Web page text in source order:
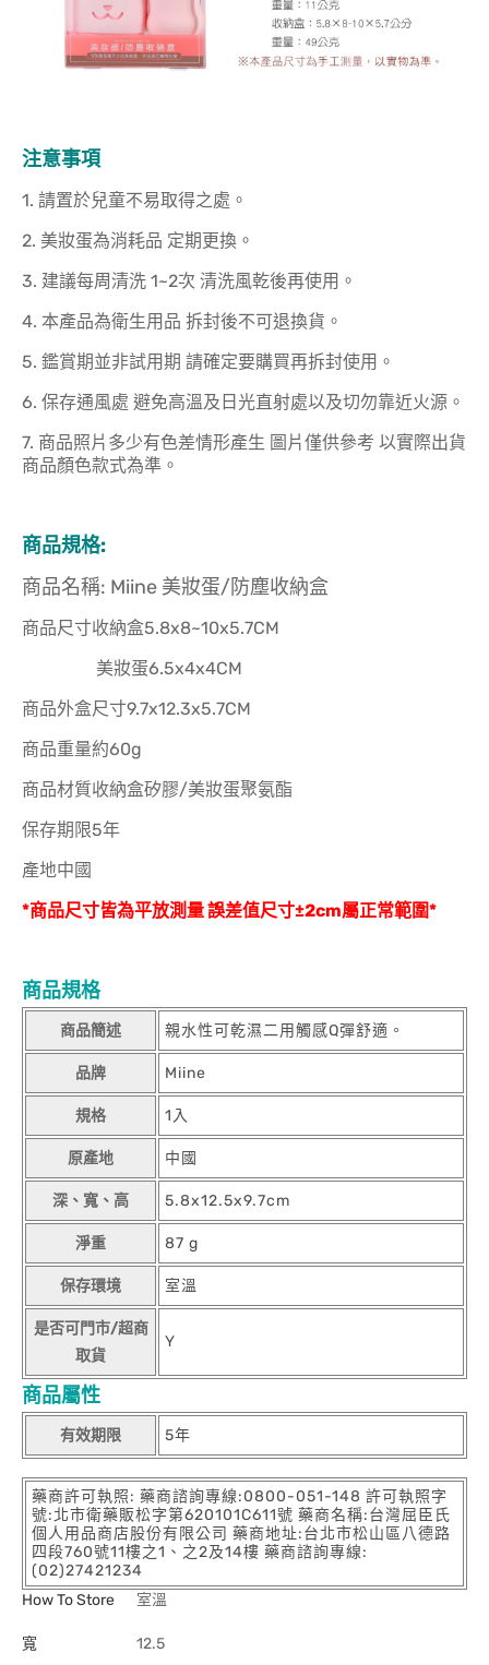
注意事項
1. 請置於兒童不易取得之處。
2. 美妝蛋為消耗品 定期更換。
3. 建議每周清洗 1~2次 清洗風乾後再使用。
4. 本產品為衛生用品 拆封後不可退換貨。
5. 鑑賞期並非試用期 請確定要購買再拆封使用。
6. 保存通風處 避免高溫及日光直射處以及切勿靠近火源。
7. 商品照片多少有色差情形產生 圖片僅供參考 以實際出貨
商品顏色款式為準。
商品規格:
商品名稱: Miine 美妝蛋/防塵收納盒
商品尺寸收納盒5.8x8~10x5.7CM
美妝蛋6.5x4x4CM
商品外盒尺寸9.7x12.3x5.7CM
商品重量約60g
商品材質收納盒矽膠/美妝蛋聚氨酯
保存期限5年
產地中國
*商品尺寸皆為平放測量 誤差值尺寸±2cm屬正常範圍*
商品規格
商品簡述 親水性可乾濕二用觸感Q彈舒適。
品牌 Miine
規格 1入
原產地 中國
深、寬、高 5.8x12.5x9.7cm
淨重 87 g
保存環境 室溫
是否可門市/超商
取貨
Y
商品屬性
有效期限 5年
藥商許可執照: 藥商諮詢專線:0800-051-148 許可執照字
號:北市衛藥販松字第620101C611號 藥商名稱:台灣屈臣氏
個人用品商店股份有限公司 藥商地址:台北市松山區八德路
四段760號11樓之1、之2及14樓 藥商諮詢專線:
(02)27421234
How To Store
室溫
寬 12.5